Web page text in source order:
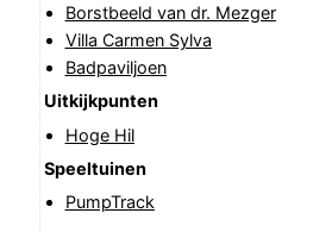
Borstbeeld van dr. Mezger
Villa Carmen Sylva
Badpaviljoen
Uitkijkpunten
Hoge Hil
Speeltuinen
PumpTrack